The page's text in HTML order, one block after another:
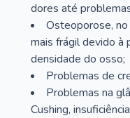
dores até
Osteoporose,
mais frágil devido à
densidade do osso;
Problemas de
Problemas na
Cushing,